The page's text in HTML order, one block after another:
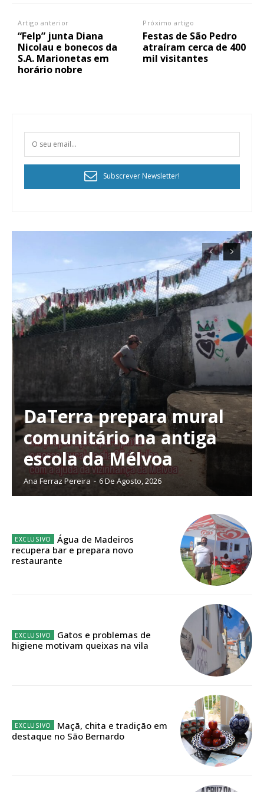
Planos de Assinatura
Faça-se assinante do Região de Cister e ajude-nos a manter este serviço
Sendo assinante terá acesso a todos os conteúdos exclusivos e versões
12 meses
Artigo anterior
“Felp” junta Diana
Nicolau e bonecos da
S.A. Marionetas em
horário nobre
Próximo artigo
Festas de São Pedro
atraíram cerca de 400
mil visitantes
Subscrever Newsletter!
DaTerra prepara mural
comunitário na antiga
escola da Mélvoa
Ana Ferraz Pereira - 6 De Agosto, 2026
Água de Madeiros
recupera bar e prepara novo
restaurante
Gatos e problemas de
higiene motivam queixas na vila
Maçã, chita e tradição em
destaque no São Bernardo